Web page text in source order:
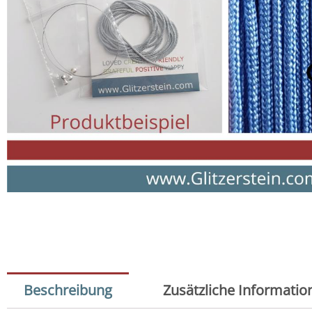
Beschreibung Zusätzliche